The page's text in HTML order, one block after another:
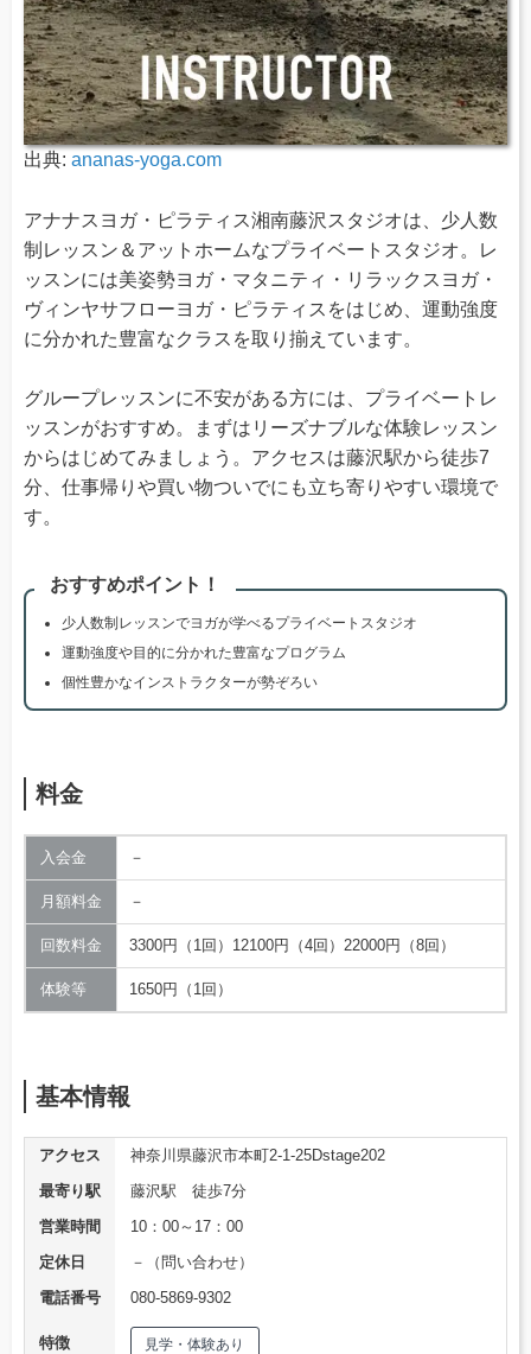
出典: ananas-yoga.com
アナナスヨガ・ピラティス湘南藤沢スタジオは、少人数
制レッスン＆アットホームなプライベートスタジオ。レ
ッスンには美姿勢ヨガ・マタニティ・リラックスヨガ・
ヴィンヤサフローヨガ・ピラティスをはじめ、運動強度
に分かれた豊富なクラスを取り揃えています。
グループレッスンに不安がある方には、プライベートレ
ッスンがおすすめ。まずはリーズナブルな体験レッスン
からはじめてみましょう。アクセスは藤沢駅から徒歩7
分、仕事帰りや買い物ついでにも立ち寄りやすい環境で
す。
おすすめポイント！
少人数制レッスンでヨガが学べるプライベートスタジオ
運動強度や目的に分かれた豊富なプログラム
個性豊かなインストラクターが勢ぞろい
料金
入会金 －
月額料金 －
回数料金 3300円（1回）12100円（4回）22000円（8回）
体験等 1650円（1回）
基本情報
アクセス
神奈川県藤沢市本町2-1-25Dstage202
最寄り駅
藤沢駅 徒歩7分
営業時間
10：00～17：00
定休日
－（問い合わせ）
電話番号
080-5869-9302
特徴 見学・体験あり